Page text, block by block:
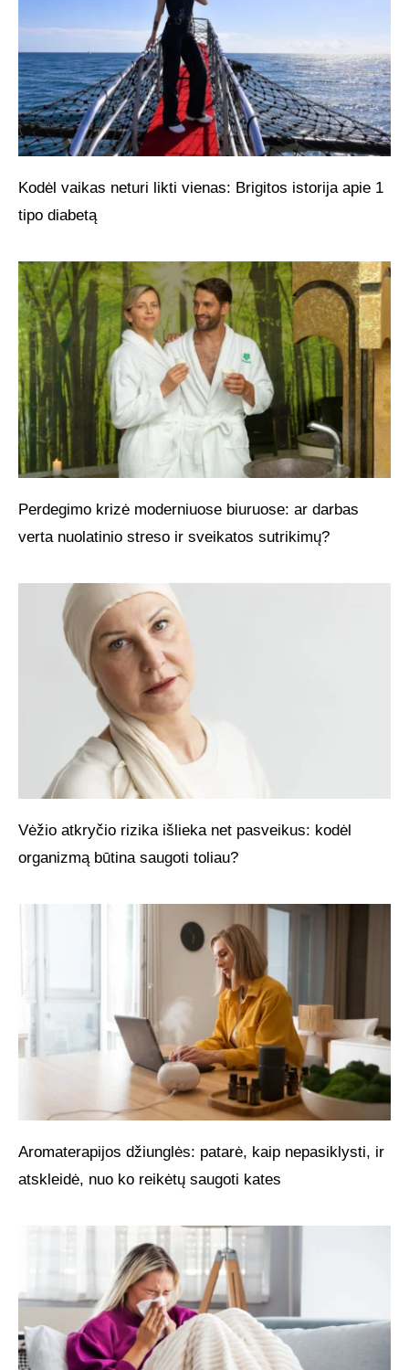
Kodėl vaikas neturi likti vienas: Brigitos istorija apie 1
tipo diabetą
Perdegimo krizė moderniuose biuruose: ar darbas
verta nuolatinio streso ir sveikatos sutrikimų?
Vėžio atkryčio rizika išlieka net pasveikus: kodėl
organizmą būtina saugoti toliau?
Aromaterapijos džiunglės: patarė, kaip nepasiklysti, ir
atskleidė, nuo ko reikėtų saugoti kates